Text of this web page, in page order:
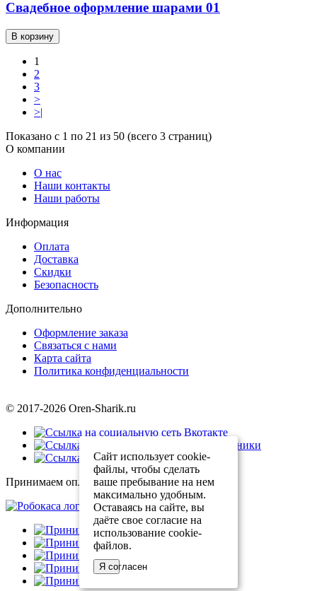
Свадебное оформление шарами 01
В корзину
1
2
3
>
>|
Показано с 1 по 21 из 50 (всего 3 страниц)
О компании
О нас
Наши контакты
Наши работы
Информация
Оплата
Доставка
Скидки
Безопасность
Дополнительно
Оформление заказа
Связаться с нами
Карта сайта
Политика конфиденциальности
© 2017-2026 Oren-Sharik.ru
Принимаем оплату через
Сайт использует cookie-
файлы, чтобы сделать
ваше пребывание на нем
максимально удобным.
Оставаясь на сайте, вы
даёте свое согласие на
использование cookie-
файлов.
Я согласен